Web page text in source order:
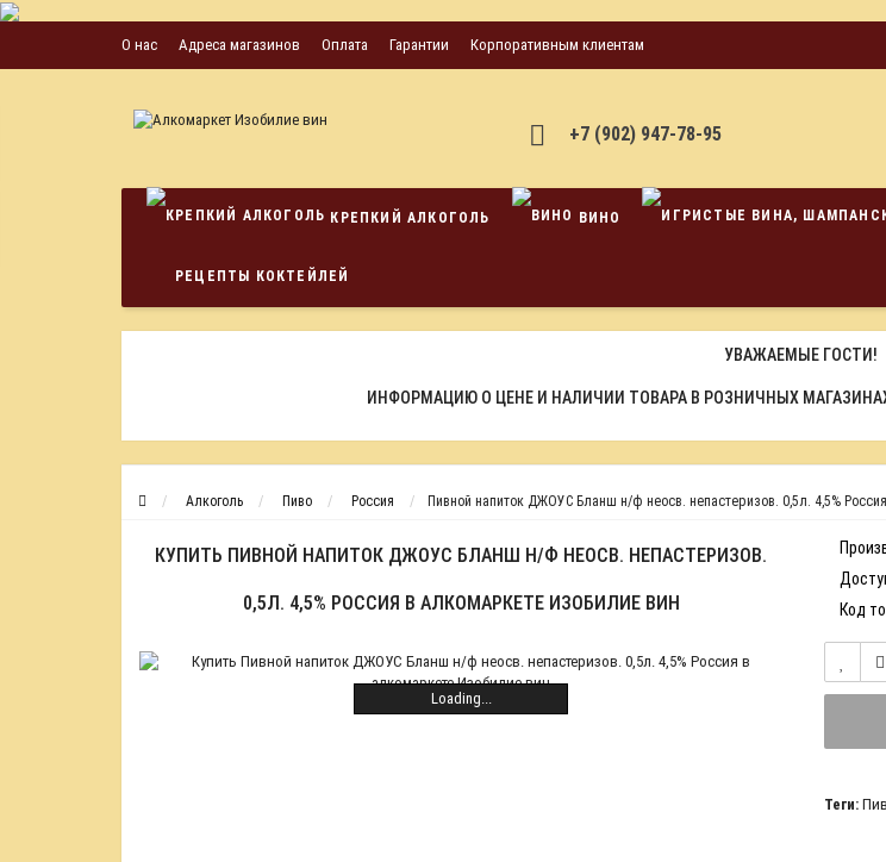
О нас Адреса магазинов Оплата Гарантии Корпоративным клиентам
+7 (902) 947-78-95
КРЕПКИЙ АЛКОГОЛЬ ВИНО
РЕЦЕПТЫ КОКТЕЙЛЕЙ
УВАЖАЕМЫЕ ГОСТИ!
ИНФОРМАЦИЮ О ЦЕНЕ И НАЛИЧИИ ТОВАРА В РОЗНИЧНЫХ
Алкоголь Пиво Россия Пивной напиток ДЖОУС Бланш н/ф неосв. непастеризов. 0,5л. 4,5% Россия
КУПИТЬ ПИВНОЙ НАПИТОК ДЖОУС БЛАНШ Н/Ф НЕОСВ. НЕПАСТЕРИЗОВ.
0,5Л. 4,5% РОССИЯ В АЛКОМАРКЕТЕ ИЗОБИЛИЕ ВИН
Loading...
Код
Теги: